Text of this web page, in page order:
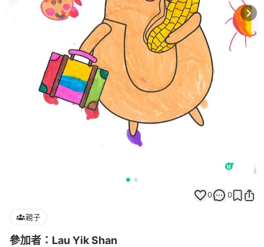
0 0
親子
參加者：Lau Yik Shan